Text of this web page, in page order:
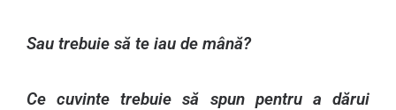
Sau trebuie să te iau de mână?
Ce cuvinte trebuie să spun pentru a dărui